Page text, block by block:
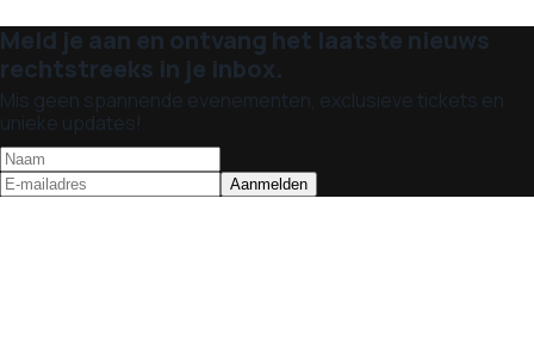
Meld je aan en ontvang het laatste nieuws
rechtstreeks in je inbox.
Mis geen spannende evenementen, exclusieve tickets en
unieke updates!